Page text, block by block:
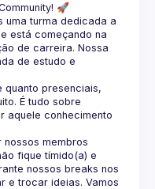
! 🚀
uma turma dedicada a
está começando na
de carreira. Nossa
de estudo e
quanto presenciais,
É tudo sobre
aquele conhecimento
nossos membros
fique tímido(a) e
nossos breaks nos
e trocar ideias. Vamos